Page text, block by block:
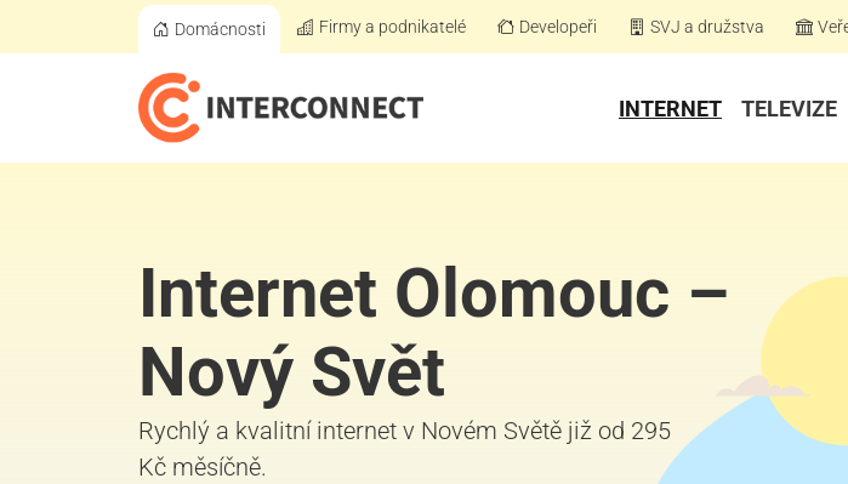
Domácnosti Firmy a podnikatelé Developeři SVJ a družstva
INTERNET TELEVIZE
Internet Olomouc –
Nový Svět
Rychlý a kvalitní internet v Novém Světě již od 295
Kč měsíčně.